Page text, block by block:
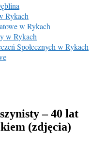
Rykach
w Rykach
w Rykach
Społecznych w Rykach
– 40 lat
(zdjęcia)